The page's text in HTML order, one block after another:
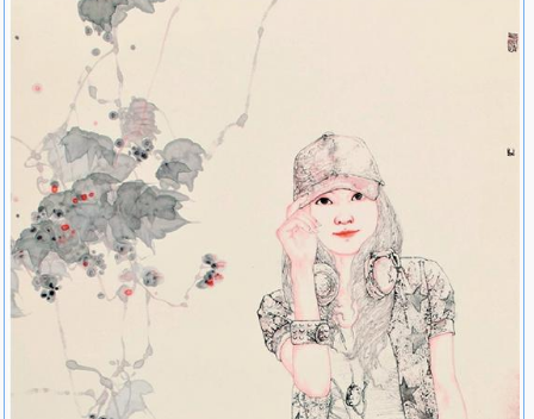
2009年 水墨新锐五周年回顾展（北京）。
2009年 红粉——青年新锐联展（杭州）。
2010年 笔墨心性——中国后生代画家提名展（陕西省美术博物
馆）。
2010年 回顾与展望—湖北中国画艺术展（湖北美术馆）。
2010年 情系长江：2010上海世博会“长江画派”湖北美术作品展
览（上海朱屺瞻美术馆）。
2011年 学院新方阵——当代中国画名家作品展（上海美术
馆）。
2011年 墨生花——湖北实力派青年国画家作品邀请展（武汉 嘉
宝艺术馆）。
2011年 纪念中国共产党成立九十周年作品展（湖北省美协）。
2011年 纪念辛亥首义100周年美术作品展获优秀奖（最高奖 湖
2011年 辉煌浦东——全国中国画作品展优秀奖（最高奖 中国美